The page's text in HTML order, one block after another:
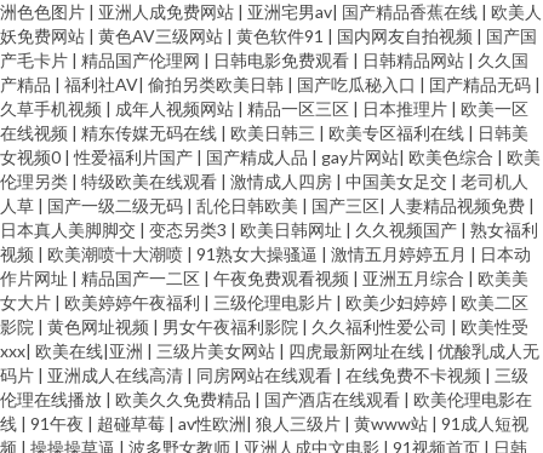
洲色色图片 | 亚洲人成免费网站 | 亚洲宅男av| 国产精品香蕉在线 | 欧美人
妖免费网站 | 黄色AV三级网站 | 黄色软件91 | 国内网友自拍视频 | 国产国
产毛卡片 | 精品国产伦理网 | 日韩电影免费观看 | 日韩精品网站 | 久久国
产精品 | 福利社AV| 偷拍另类欧美日韩 | 国产吃瓜秘入口 | 囯产精品无码 |
久草手机视频 | 成年人视频网站 | 精品一区三区 | 日本推理片 | 欧美一区
在线视频 | 精东传媒无码在线 | 欧美日韩三 | 欧美专区福利在线 | 日韩美
女视频0 |性爱福利片国产 | 国产精成人品 | gay片网站| 欧美色综合 | 欧美
伦理另类 | 特级欧美在线观看 | 激情成人四房 | 中国美女足交 | 老司机人
人草 | 国产一级二级无码 | 乱伦日韩欧美 | 国产三区| 人妻精品视频免费 |
日本真人美脚脚交 | 变态另类3 | 欧美日韩网址 | 久久视频国产 | 熟女福利
视频 | 欧美潮喷十大潮喷 | 91熟女大操骚逼 | 激情五月婷婷五月 | 日本动
作片网址 | 精品国产一二区 | 午夜免费观看视频 | 亚洲五月综合 | 欧美美
女大片 | 欧美婷婷午夜福利 | 三级伦理电影片 | 欧美少妇婷婷 | 欧美二区
影院 | 黄色网址视频 | 男女午夜福利影院 | 久久福利性爱公司 | 欧美性受
xxx| 欧美在线|亚洲 | 三级片美女网站 | 四虎最新网址在线 | 优酸乳成人无
码片 | 亚洲成人在线高清 | 同房网站在线观看 | 在线免费不卡视频 | 三级
伦理在线播放 | 欧美久久免费精品 | 国产酒店在线观看 | 欧美伦理电影在
线 | 91午夜 | 超碰草莓 | av性欧洲| 狼人三级片 | 黄www站 | 91成人短视
频 | 操操操草逼 | 波多野女教师 | 亚洲人成中文电影 | 91视频首页 | 日韩